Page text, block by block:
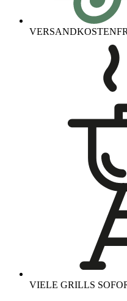
VIELE GRILLS